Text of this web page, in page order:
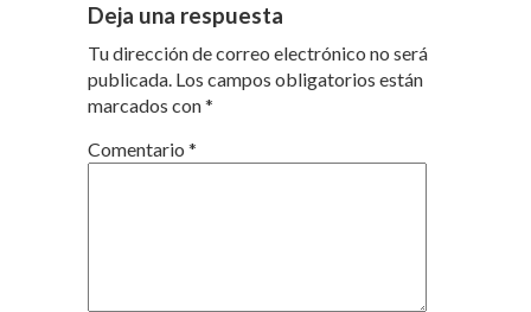
Deja una respuesta
Tu dirección de correo electrónico no será
publicada. Los campos obligatorios están
marcados con*
Comentario *